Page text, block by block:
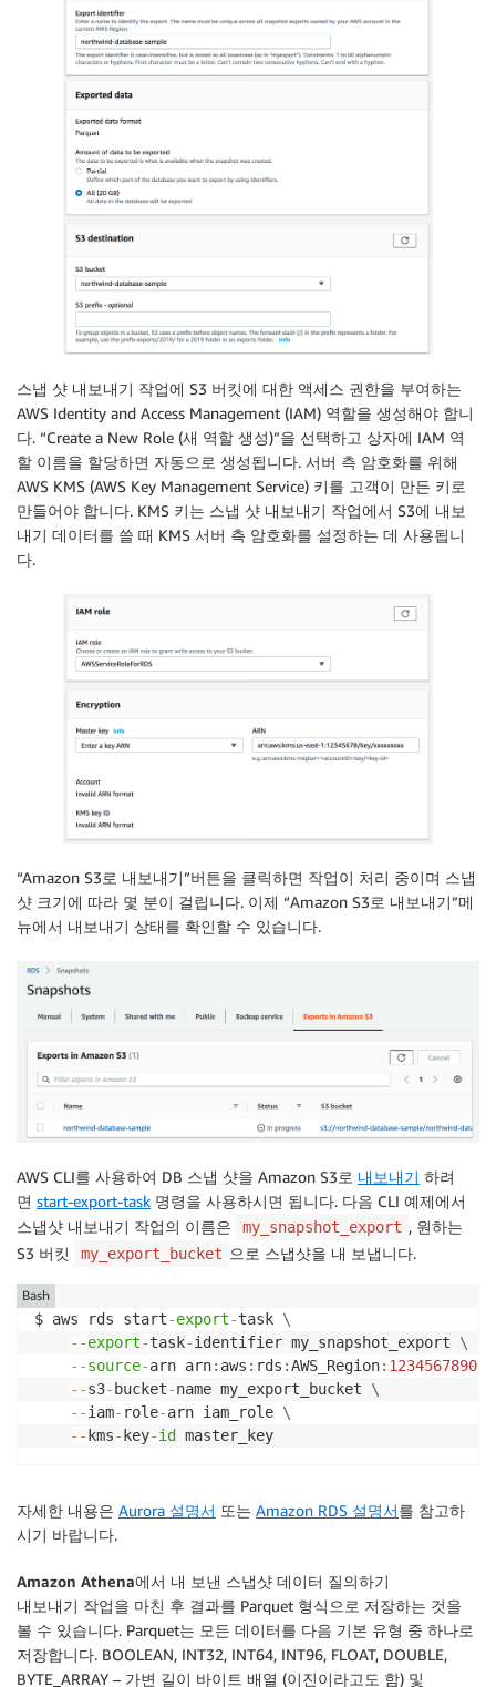
스냅 샷 내보내기 작업에 S3 버킷에 대한 액세스 권한을 부여하는
AWS Identity and Access Management (IAM) 역할을 생성해야 합니
다. “Create a New Role (새 역할 생성)”을 선택하고 상자에 IAM 역
할 이름을 할당하면 자동으로 생성됩니다. 서버 측 암호화를 위해
AWS KMS (AWS Key Management Service) 키를 고객이 만든 키로
만들어야 합니다. KMS 키는 스냅 샷 내보내기 작업에서 S3에 내보
내기 데이터를 쓸 때 KMS 서버 측 암호화를 설정하는 데 사용됩니
다.
“Amazon S3로 내보내기”버튼을 클릭하면 작업이 처리 중이며 스냅
샷 크기에 따라 몇 분이 걸립니다. 이제 “Amazon S3로 내보내기”메
뉴에서 내보내기 상태를 확인할 수 있습니다.
AWS CLI를 사용하여 DB 스냅 샷을 Amazon S3로 내보내기 하려
면 start-export-task 명령을 사용하시면 됩니다. 다음 CLI 예제에서
스냅샷 내보내기 작업의 이름은
my_snapshot_export , 원하는
S3 버킷
my_export_bucket 으로 스냅샷을 내 보냅니다.
$ aws rds start-export-task \
--export-task-identifier my_snapshot_export \
--source-arn arn: aws : rds :AWS_Region: 123456789012
--s3- bucket-name my_export_bucket \
--iam- role-arn iam_role \
-- kms- key-id
Bash
자세한 내용은 Aurora 설명서 또는 Amazon RDS 설명서를 참고하
시기 바랍니다.
Amazon Athena에서 내 보낸 스냅샷 데이터 질의하기
내보내기 작업을 마친 후 결과를 Parquet 형식으로 저장하는 것을
볼 수 있습니다. Parquet는 모든 데이터를 다음 기본 유형 중 하나로
저장합니다. BOOLEAN, INT32, INT64, INT96, FLOAT, DOUBLE,
BYTE_ARRAY – 가변 길이 바이트 배열 (이진이라고도 함) 및